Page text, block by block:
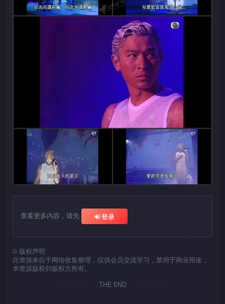
查看更多内容，请先 登录
© 版权声明
此资源来自于网络收集整理，仅供会员交流学习，禁用于商业用途，
本资源版权归版权方所有。
THE END